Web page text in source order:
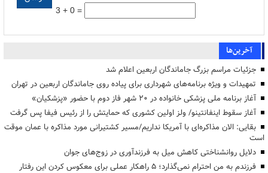
3 + 0 =
آخرین‌ها
جزئیات مراسم بزرگ جاماندگان اربعین اعلام شد
تمهیدات و ویژه برنامه‌های شهرداری برای پیاده روی جاماندگان اربعین در تهران
آغاز برنامه ملی پزشکی خانواده در ۲۰ شهر فاز دوم با حضور «پزشکیان»
آغاز سقوط اینفانتینو/ ولز اولین کشوری که حمایتش را از رئیس فیفا پس گرفت
بقایی: الان مذاکره‌ای با آمریکا نداریم/مسیر کشتیرانی مورد مذاکره با عمان موقت
است
دلایل روانشناختی کاهش میل به فرزندآوری در زوج‌های جوان
فرزندم به من احترام نمی‌گذارد؛ ۵ راهکار عملی برای معکوس کردن این رفتار